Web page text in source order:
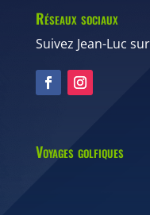
Réseaux sociaux
Suivez Jean-Luc
Voyages golfiques